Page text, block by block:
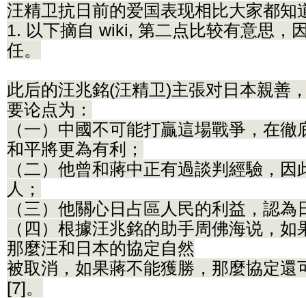
汪精卫抗日前的爱国表现相比大家都知
1. 以下摘自 wiki, 第二点比较有意思，
任。
此后的汪兆銘(汪精卫)主張对日本親善
要论点为：
（一）中國不可能打贏這場戰爭，在
和平將更為有利；
（二）他曾和蔣中正有過談判經驗，
人；
（三）他關心日占區人民的利益，認
（四）根據汪兆銘的助手周佛海说，
那麼汪和日本的協定自然
被取消，如果蔣不能獲勝，那麼協定還
[7]。